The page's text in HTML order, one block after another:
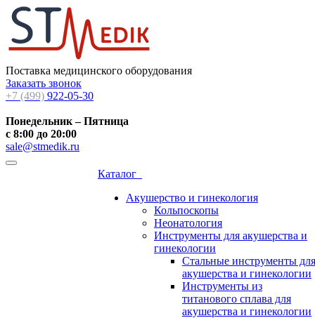
Поставка медицинского оборудования
Заказать звонок
+7 (499) 922-05-30
Понедельник – Пятница
с 8:00 до 20:00
sale@stmedik.ru
Каталог
Акушерство и гинекология
Кольпоскопы
Неонатология
Инструменты для акушерства и
гинекологии
Стальные инструменты для
акушерства и гинекологии
Инструменты из
титанового сплава для
акушерства и гинекологии